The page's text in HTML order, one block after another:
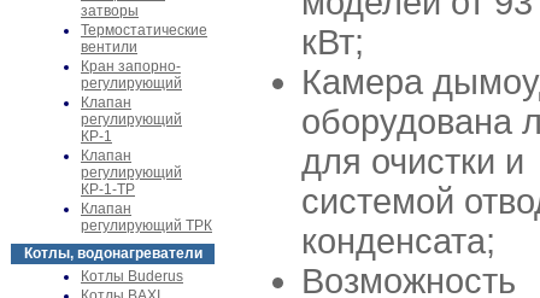
затворы
Термостатические
вентили
Кран запорно-
регулирующий
Клапан
регулирующий
КР-1
Клапан
регулирующий
КР-1-ТР
Клапан
регулирующий ТРК
Котлы, водонагреватели
Котлы Buderus
кВт;
Камера
оборудована
для очистки и
системой
конденсата;
Возможность